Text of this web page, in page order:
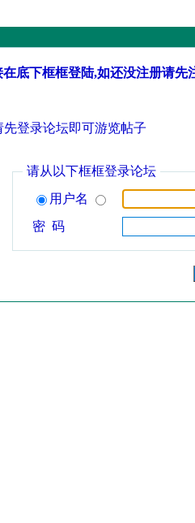
底下框框登陆,如还没注册请先
登录论坛即可游览帖子
请从以下框框登录论坛
用户名
密 码